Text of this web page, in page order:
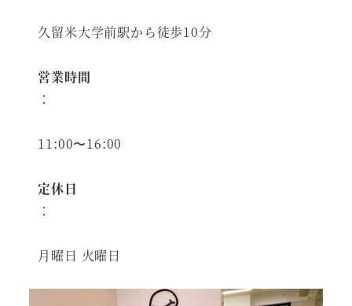
久留米大学前駅から徒歩10分
営業時間
：
11:00〜16:00
定休日
：
月曜日 火曜日